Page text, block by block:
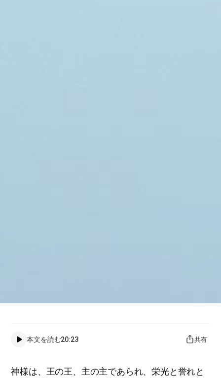
本文を読む20:23 共有
神様は、王の王、主の主であられ、栄光と誉れと